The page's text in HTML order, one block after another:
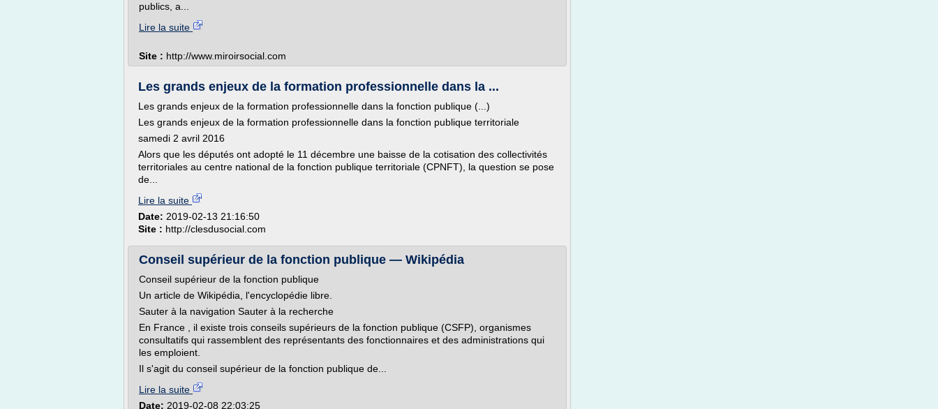
publics, a...
Lire la suite
Site : http://www.miroirsocial.com
Les grands enjeux de la formation professionnelle dans la ...
Les grands enjeux de la formation professionnelle dans la fonction publique (...)
Les grands enjeux de la formation professionnelle dans la fonction publique territoriale
samedi 2 avril 2016
Alors que les députés ont adopté le 11 décembre une baisse de la cotisation des collectivités
territoriales au centre national de la fonction publique territoriale (CPNFT), la question se pose
de...
Lire la suite
Date: 2019-02-13 21:16:50
Site : http://clesdusocial.com
Conseil supérieur de la fonction publique — Wikipédia
Conseil supérieur de la fonction publique
Un article de Wikipédia, l'encyclopédie libre.
Sauter à la navigation Sauter à la recherche
En France , il existe trois conseils supérieurs de la fonction publique (CSFP), organismes
consultatifs qui rassemblent des représentants des fonctionnaires et des administrations qui
les emploient.
Il s'agit du conseil supérieur de la fonction publique de...
Lire la suite
Date: 2019-02-08 22:03:25